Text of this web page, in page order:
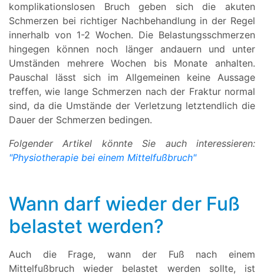
komplikationslosen Bruch geben sich die akuten
Schmerzen bei richtiger Nachbehandlung in der Regel
innerhalb von 1-2 Wochen. Die Belastungsschmerzen
hingegen können noch länger andauern und unter
Umständen mehrere Wochen bis Monate anhalten.
Pauschal lässt sich im Allgemeinen keine Aussage
treffen, wie lange Schmerzen nach der Fraktur normal
sind, da die Umstände der Verletzung letztendlich die
Dauer der Schmerzen bedingen.
Folgender Artikel könnte Sie auch interessieren:
"Physiotherapie bei einem Mittelfußbruch"
Wann darf wieder der Fuß
belastet werden?
Auch die Frage, wann der Fuß nach einem
Mittelfußbruch wieder belastet werden sollte, ist